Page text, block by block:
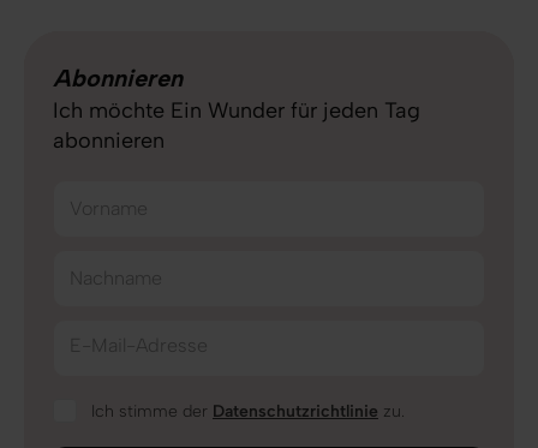
Abonnieren
Ich möchte Ein Wunder für jeden Tag
abonnieren
Vorname
Nachname
E-Mail-Adresse
Ich stimme der Datenschutzrichtlinie zu.